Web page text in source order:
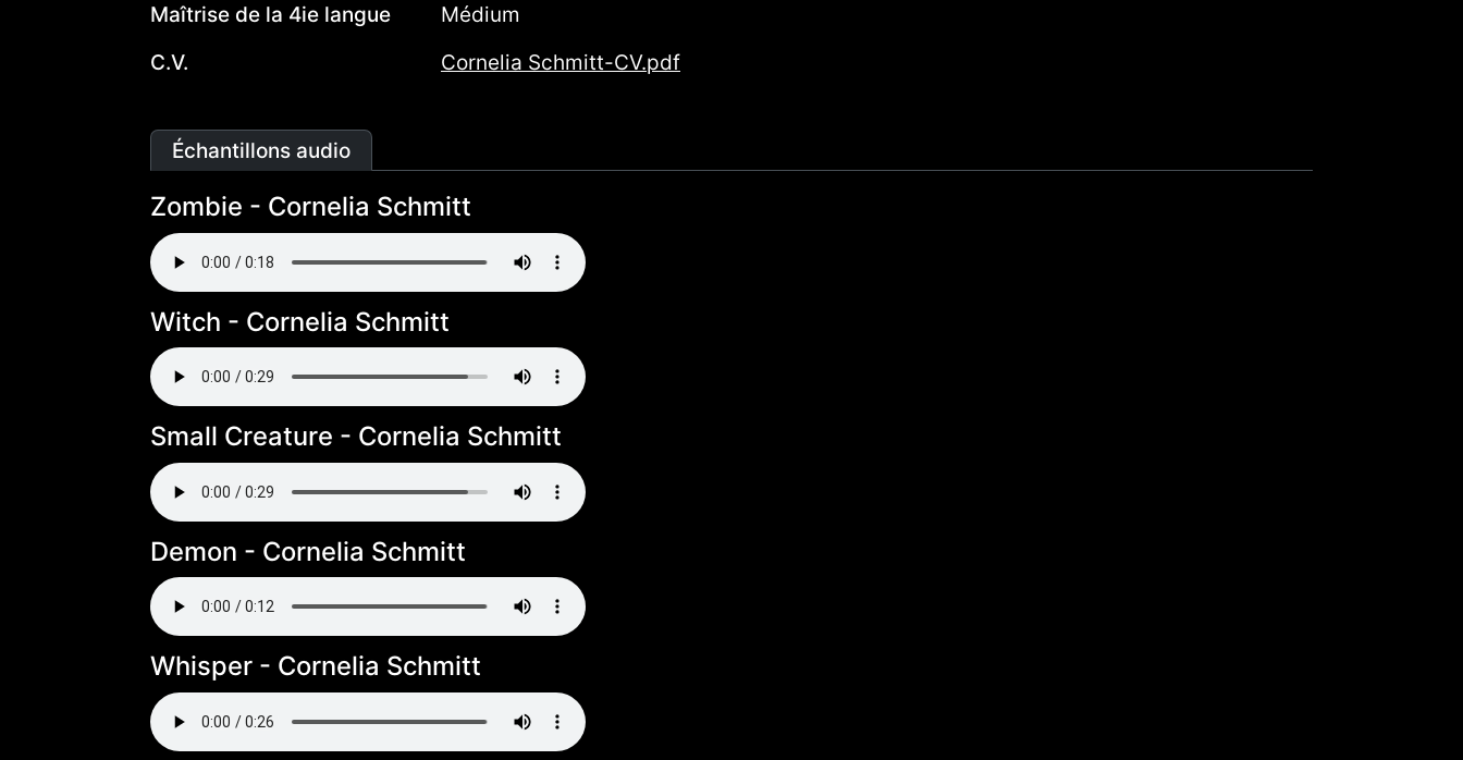
Maîtrise de la 4ie langue
Médium
C.V.
Cornelia Schmitt-CV.pdf
Échantillons audio
Zombie - Cornelia Schmitt
Witch - Cornelia Schmitt
Small Creature - Cornelia Schmitt
Demon - Cornelia Schmitt
Whisper - Cornelia Schmitt